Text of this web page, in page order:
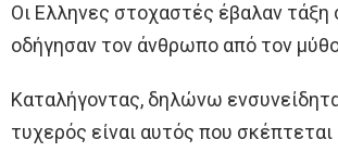
Οι Ελληνες στοχαστές έβαλαν τάξη
οδήγησαν τον άνθρωπο από τον
Καταλήγοντας, δηλώνω
τυχερός είναι αυτός που σκέπτεται